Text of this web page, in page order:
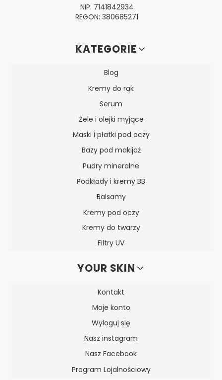
NIP: 7141842934
REGON: 380685271
Linki w stopceKATEGORIE
Blog
Kremy do rąk
Serum
Żele i olejki myjące
Maski i płatki pod oczy
Bazy pod makijaż
Pudry mineralne
Podkłady i kremy BB
Balsamy
Kremy pod oczy
Kremy do twarzy
Filtry UV
YOUR SKIN
Kontakt
Moje konto
Wyloguj się
Nasz instagram
Nasz Facebook
Program Lojalnościowy